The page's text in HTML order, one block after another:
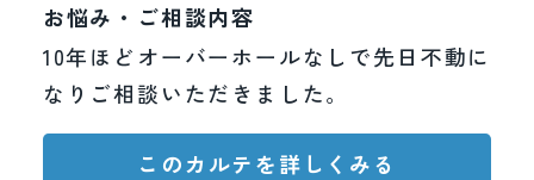
その他
お悩み・ご相談内容
10年ほどオーバーホールなしで先日不動に
なりご相談いただきました。
このカルテを詳しくみる